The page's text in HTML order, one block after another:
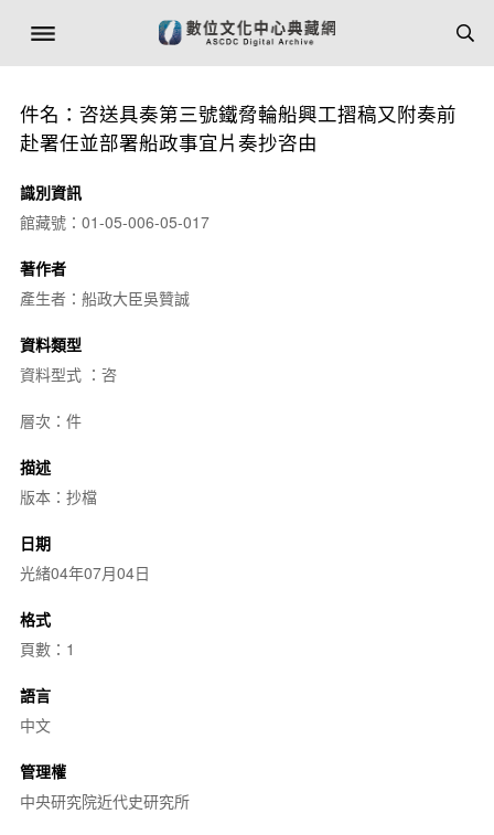
件名：咨送具奏第三號鐵脅輪船興工摺稿又附奏前
赴署任並部署船政事宜片奏抄咨由
識別資訊
館藏號：01-05-006-05-017
著作者
產生者：船政大臣吳贊誠
資料類型
資料型式 ：咨
層次：件
描述
版本：抄檔
日期
光緒04年07月04日
格式
頁數：1
語言
中文
管理權
中央研究院近代史研究所